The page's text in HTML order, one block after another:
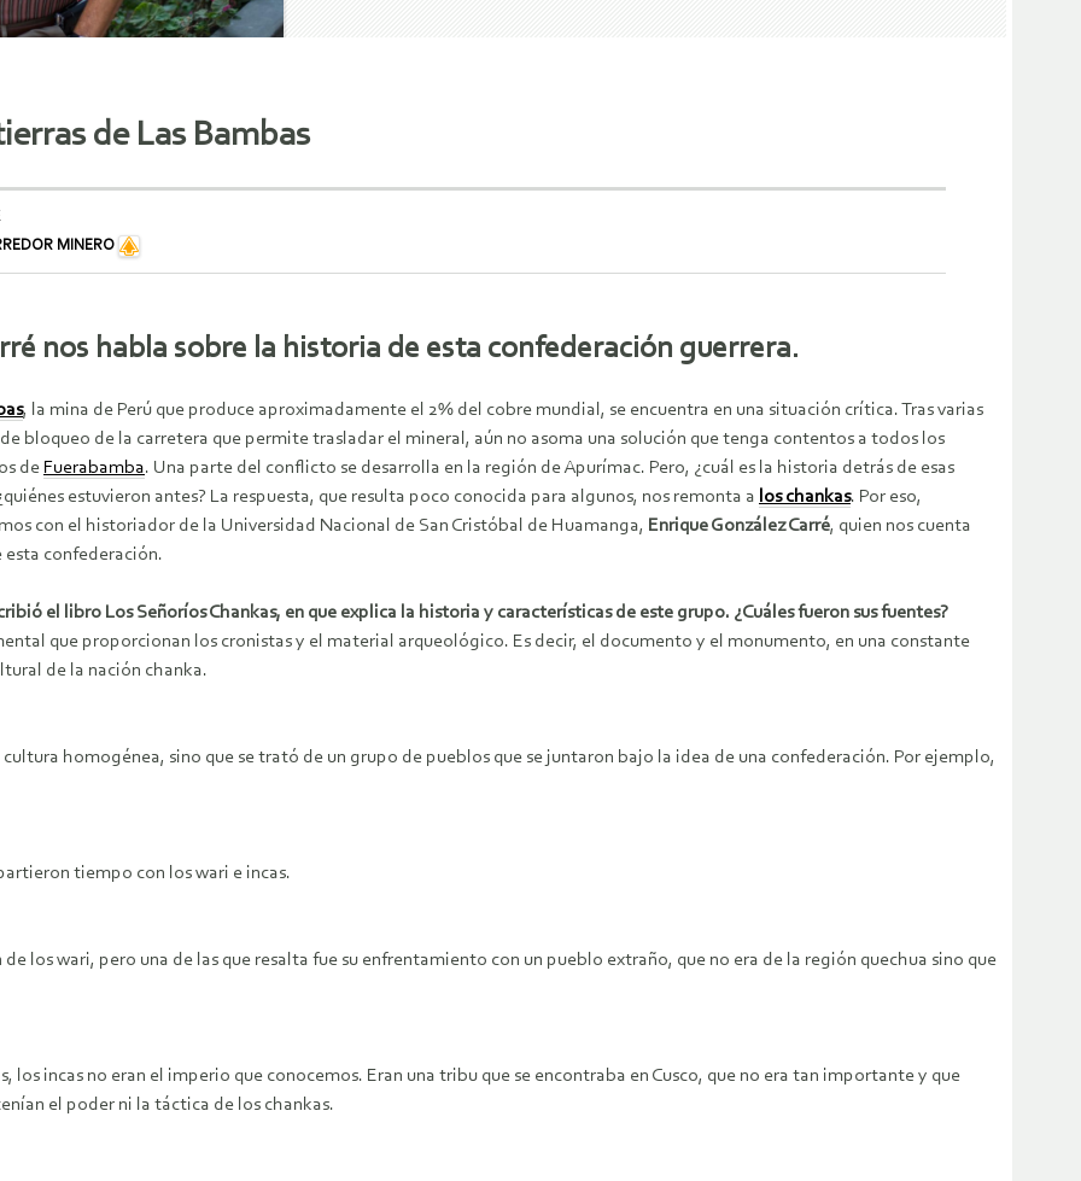
de Las Bambas
MINERO
nos habla sobre la historia de esta confederación guerrera.
, la mina de Perú que produce aproximadamente el 2% del cobre mundial, se encuentra en una situación crítica. Tras varias
de bloqueo de la carretera que permite trasladar el mineral, aún no asoma una solución que tenga contentos a todos los
de Fuerabamba. Una parte del conflicto se desarrolla en la región de Apurímac. Pero, ¿cuál es la historia detrás de esas
estuvieron antes? La respuesta, que resulta poco conocida para algunos, nos remonta a los chankas. Por eso,
con el historiador de la Universidad Nacional de San Cristóbal de Huamanga, Enrique González Carré, quien nos cuenta
esta confederación.
el libro Los Señoríos Chankas, en que explica la historia y características de este grupo. ¿Cuáles fueron sus fuentes?
que proporcionan los cronistas y el material arqueológico. Es decir, el documento y el monumento, en una constante
de la nación chanka.
homogénea, sino que se trató de un grupo de pueblos que se juntaron bajo la idea de una confederación. Por ejemplo,
tiempo con los wari e incas.
los wari, pero una de las que resalta fue su enfrentamiento con un pueblo extraño, que no era de la región quechua sino que
los incas no eran el imperio que conocemos. Eran una tribu que se encontraba en Cusco, que no era tan importante y que
el poder ni la táctica de los chankas.